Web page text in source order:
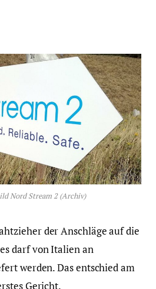
Nord Stream 2 (Archiv)
der Anschläge auf die
darf von Italien an
werden. Das entschied am
Gericht.